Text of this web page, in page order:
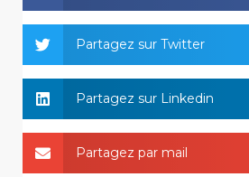
Partagez sur Twitter
Partagez sur Linkedin
Partagez par mail